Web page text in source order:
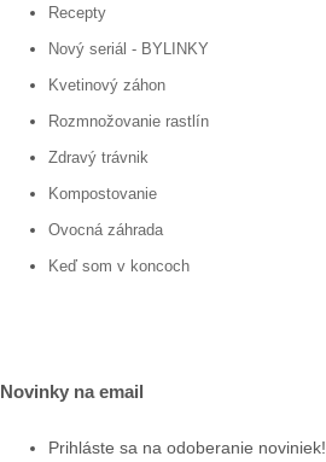
Recepty
Nový seriál - BYLINKY
Kvetinový záhon
Rozmnožovanie rastlín
Zdravý trávnik
Kompostovanie
Ovocná záhrada
Keď som v koncoch
Novinky na email
Prihláste sa na odoberanie noviniek!